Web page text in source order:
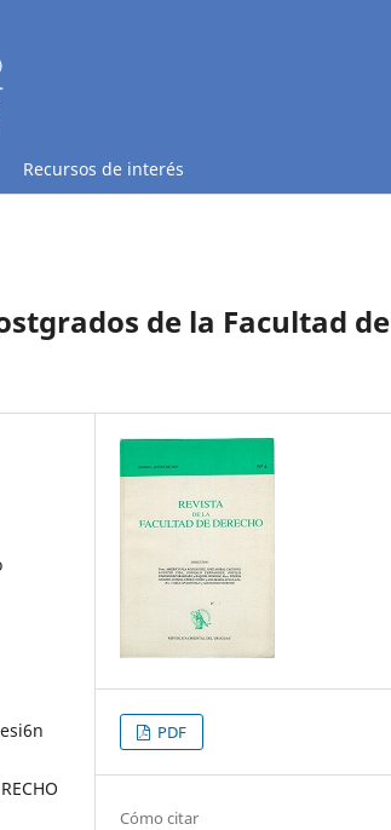
Recursos de interés
de la Facultad de
PDF
Cómo citar